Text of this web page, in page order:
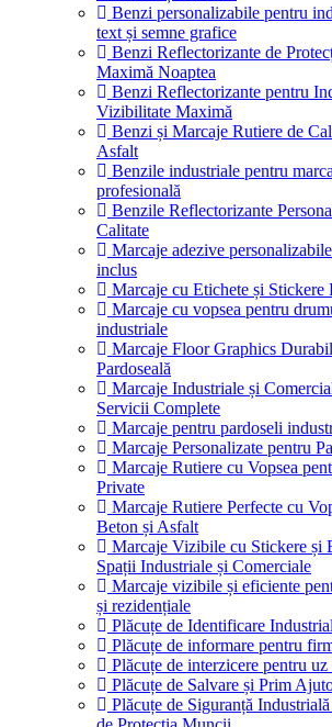
Benzi personalizabile pentru
text și semne grafice
Benzi Reflectorizante de
Maximă Noaptea
Benzi Reflectorizante pentru
Vizibilitate Maximă
Benzi și Marcaje Rutiere de
Asfalt
Benzile industriale pentru
profesională
Benzile Reflectorizante
Calitate
Marcaje adezive
inclus
Marcaje cu Etichete și Stickere
Marcaje cu vopsea pentru
industriale
Marcaje Floor Graphics
Pardoseală
Marcaje Industriale și
Servicii Complete
Marcaje pentru pardoseli
Marcaje Personalizate pentru
Marcaje Rutiere cu Vopsea
Private
Marcaje Rutiere Perfecte cu
Beton și Asfalt
Marcaje Vizibile cu Stickere și
Spații Industriale și Comerciale
Marcaje vizibile și eficiente
și rezidențiale
Plăcuțe de Identificare
Plăcuțe de informare pentru
Plăcuțe de interzicere pentru
Plăcuțe de Salvare și Prim
Plăcuțe de Siguranță